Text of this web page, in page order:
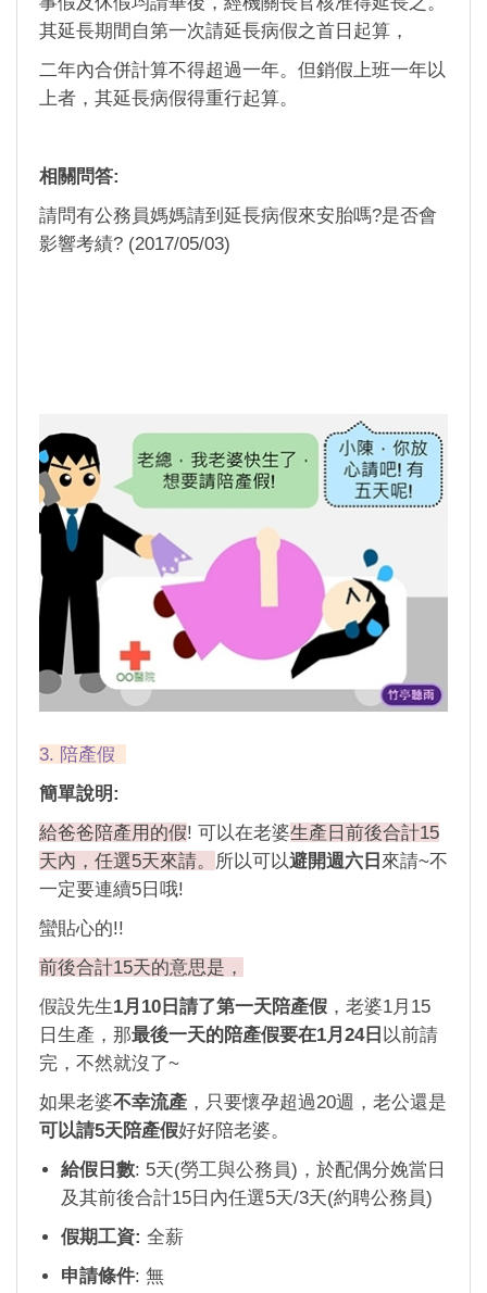
其延長期間自第一次請延長病假之首日起算，
二年內合併計算不得超過一年。但銷假上班一年以
上者，其延長病假得重行起算。
相關問答:
請問有公務員媽媽請到延長病假來安胎嗎?是否會
影響考績? (2017/05/03)
3. 陪產假
簡單說明:
給爸爸陪產用的假! 可以在老婆生產日前後合計15
天內，任選5天來請。
所以可以避開週六日 來請~不
一定要連續5日哦!
蠻貼心的!!
前後合計15天的意思是，
假設先生1月10日請了第一天陪產假 ，老婆1月15
日生產，那最後一天的陪產假要在1月24日 以前請
完，不然就沒了~
如果老婆不幸流產 ，只要懷孕超過20週，老公還是
可以請5天陪產假好好陪老婆。
給假日數: 5天(勞工與公務員)，於配偶分娩當日
及其前後合計15日內任選5天/3天(約聘公務員)
假期工資: 全薪
申請條件: 無